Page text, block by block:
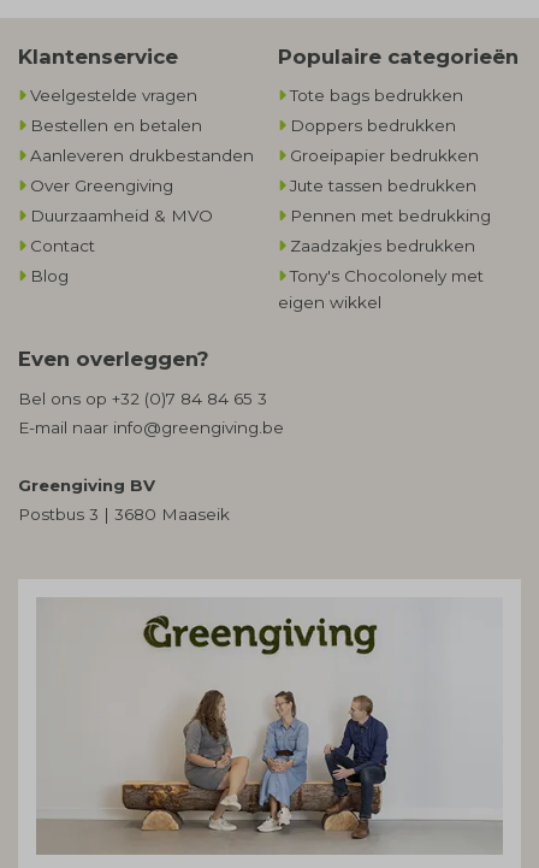
Klantenservice
Veelgestelde vragen
Bestellen en betalen
Aanleveren drukbestanden
Over Greengiving
Duurzaamheid & MVO
Contact
Blog
Populaire categorieën
Tote bags bedrukken
Doppers bedrukken
Groeipapier bedrukken
Jute tassen bedrukken
Pennen met bedrukking
Zaadzakjes bedrukken
Tony's Chocolonely met
eigen wikkel
Even overleggen?
Bel ons op +32 (0)7 84 84 65 3
E-mail naar info@greengiving.be
Greengiving BV
Postbus 3 | 3680 Maaseik